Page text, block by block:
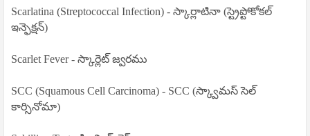
Scarlatina (Streptococcal Infection) - స్కార్లాటినా (స్ట్రెప్టోకోకల్
ఇన్ఫెక్షన్)
Scarlet Fever - స్కార్లెట్ జ్వరము
SCC (Squamous Cell Carcinoma) - SCC (స్క్వామస్ సెల్
కార్సినోమా)